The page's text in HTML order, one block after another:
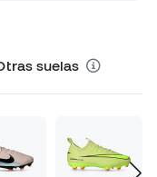
suelas